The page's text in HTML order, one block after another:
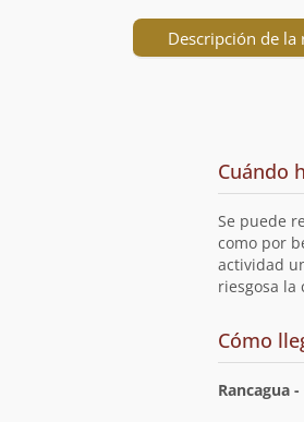
Descripción de la
Cuándo
Se puede
como por
actividad
riesgosa la
Cómo
Rancagua